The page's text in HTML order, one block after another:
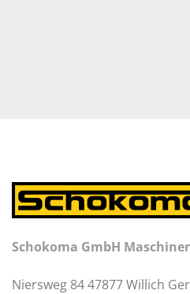
Schokoma GmbH
Niersweg 84 47877 Willich